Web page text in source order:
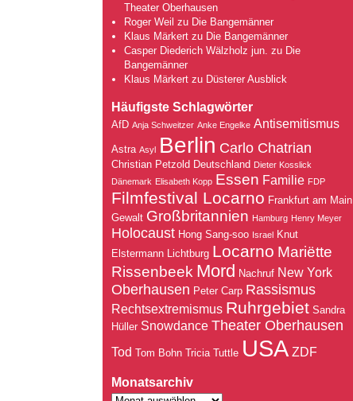
Theater Oberhausen
Roger Weil zu Die Bangemänner
Klaus Märkertzu Die Bangemänner
Casper Diederich Wälzholz jun. zu Die
Bangemänner
Klaus Märkertzu Düsterer Ausblick
Häufigste Schlagwörter
AfD Anja Schweitzer Anke Engelke Antisemitismus
Astra Asyl Berlin Carlo Chatrian
Christian Petzold Deutschland Dieter Kosslick
Dänemark Elisabeth Kopp Essen Familie FDP
Filmfestival Locarno Frankfurt am Main
Gewalt Großbritannien Hamburg Henry Meyer
Holocaust Hong Sang-soo Israel
Knut
Elstermann Lichtburg Locarno Mariëtte
Rissenbeek Mord Nachruf New York
Oberhausen Peter Carp Rassismus
Rechtsextremismus Ruhrgebiet Sandra
Hüller Snowdance Theater Oberhausen
Tod Tom Bohn Tricia Tuttle USA ZDF
Monatsarchiv